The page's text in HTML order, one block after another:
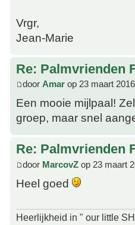
Vrgr,
Jean-Marie
Re: Palmvrienden
door Amar op 23 maart
Een mooie mijlpaal!
groep, maar snel
Re: Palmvrienden
door MarcovZ op 23 maart
Heel goed
Heerlijkheid in " our little